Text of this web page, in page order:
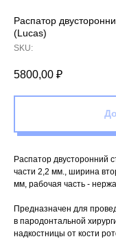
Распатор
(Lucas)
SKU:
5800,00 ₽
Распатор двусторонний
части 2,2 мм., ширина
мм, рабочая часть -
Предназначен для
в пародонтальной
надкостницы от кости